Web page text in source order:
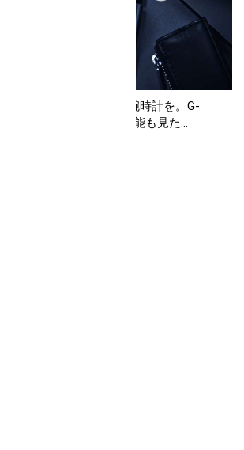
だ「指名買い」】2026年7月掲載記事か